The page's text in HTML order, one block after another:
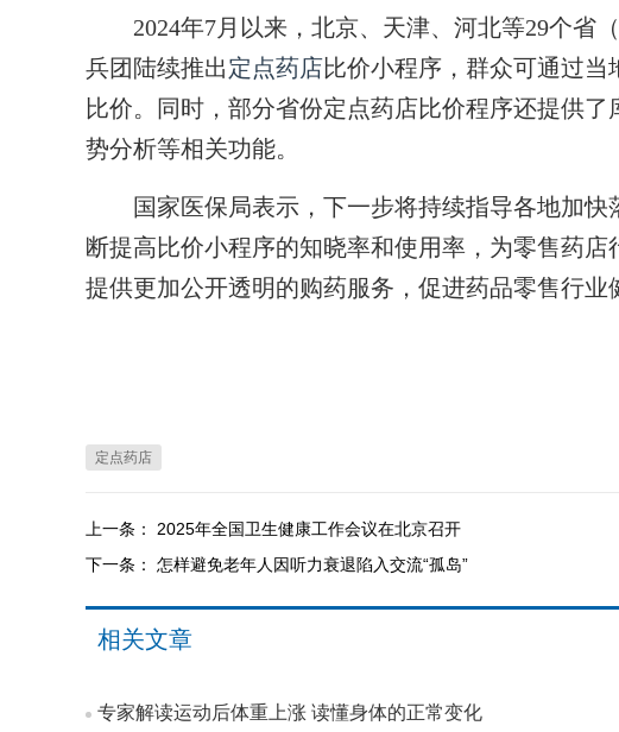
2024年7月以来，北京、天津、河北等29个省
兵团陆续推出定点药店比价小程序，群众可通过当
比价。同时，部分省份定点药店比价程序还提供
势分析等相关功能。
国家医保局表示，下一步将持续指导各地加快
断提高比价小程序的知晓率和使用率，为零售药
提供更加公开透明的购药服务，促进药品零售行业
定点药店
上一条： 2025年全国卫生健康工作会议在北京召开
下一条： 怎样避免老年人因听力衰退陷入交流“孤岛”
相关文章
专家解读运动后体重上涨 读懂身体的正常变化